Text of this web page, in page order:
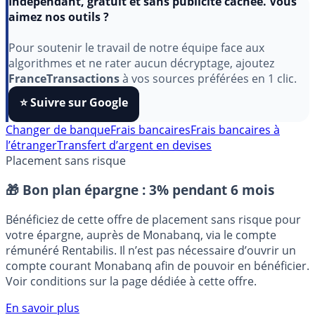
aimez nos outils ?
Pour soutenir le travail de notre équipe face aux
algorithmes et ne rater aucun décryptage, ajoutez
FranceTransactionsà vos sources préférées en 1 clic.
⭐️ Suivre sur Google
Changer de banqueFrais bancaires
Placement sans risque
🎁 Bon plan épargne : 3% pendant 6 mois
Bénéficiez de cette offre de placement sans risque pour
votre épargne, auprès de Monabanq, via le compte
rémunéré Rentabilis. Il n’est pas nécessaire d’ouvrir un
Voir conditions sur la page dédiée à cette offre.